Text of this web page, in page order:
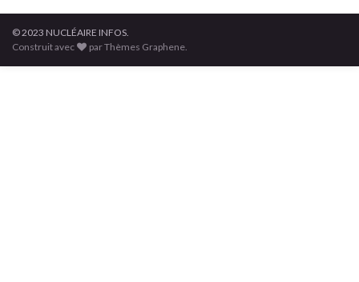
© 2023 NUCLÉAIRE INFOS.
Construit avec
par Thèmes Graphene.